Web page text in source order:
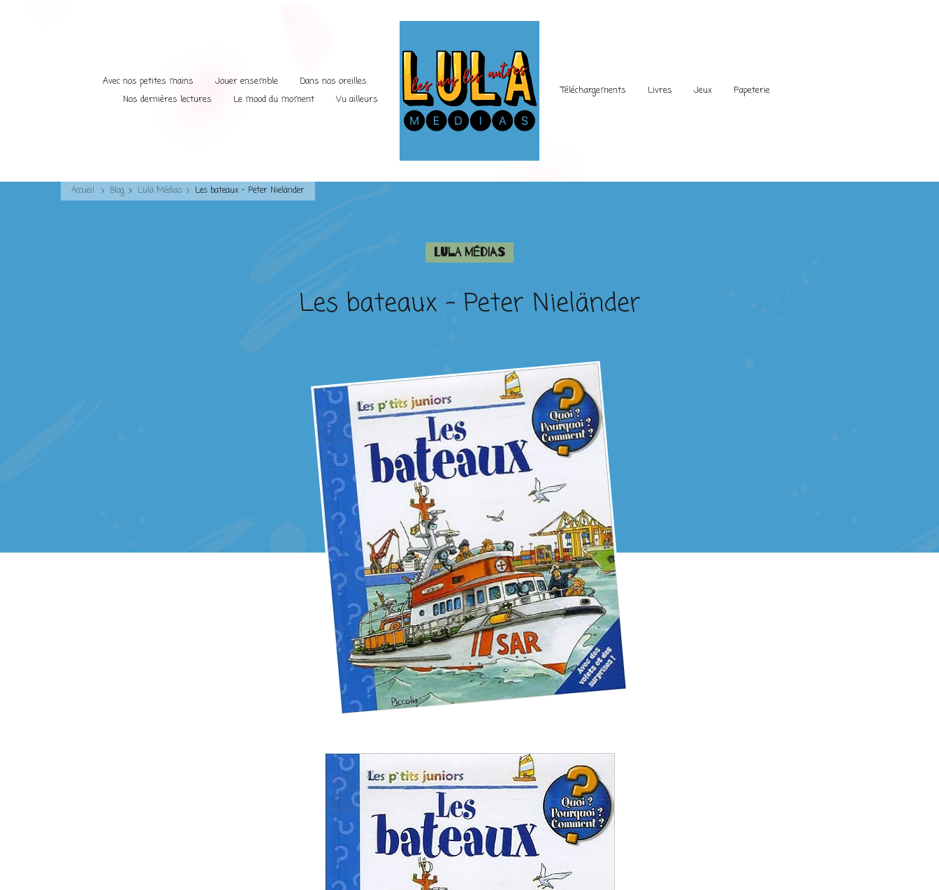
Avec nos petites mains Jouer ensemble
Dans nos oreilles
Nos dernières lectures
Le mood du moment Vu ailleurs
Téléchargements Livres Jeux Papeterie
Accueil Blog Lula Médias Les bateaux – Peter Nieländer
Lula Médias
Les bateaux – Peter Nieländer